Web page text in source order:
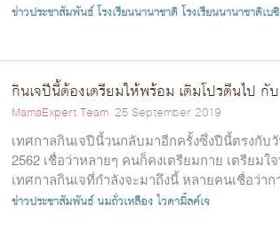
ข่าวประชาสัมพันธ์โรงเรียนนานาชาติโรงเรียนนานาชาติเบ
กินเจปีนี้ต้องเตรียมให้พร้อม เติมโปรตีนไป กั
MamaExpert Team 25 September 2019
เทศกาลกินเจปีนี้วนกลับมาอีกครั้งซึ่งปีนี้ตรงกับ
2562 เชื่อว่าหลายๆ คนก็คงเตรียมกาย เตรียมใ
เทศกาลกินเจที่กำลังจะมาถึงนี้ หลายคนเชื่อว่าก
ข่าวประชาสัมพันธ์นมถั่วเหลืองไวตามิ้ลค์เจ